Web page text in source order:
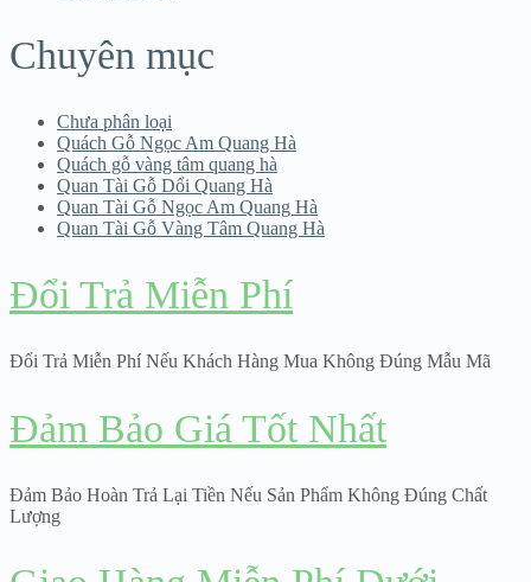
Chuyên mục
Chưa phân loại
Quách Gỗ Ngọc Am Quang Hà
Quách gỗ vàng tâm quang hà
Quan Tài Gỗ Dổi Quang Hà
Quan Tài Gỗ Ngọc Am Quang Hà
Quan Tài Gỗ Vàng Tâm Quang Hà
Đổi Trả Miễn Phí
Đổi Trả Miễn Phí Nếu Khách Hàng Mua Không Đúng Mẫu Mã
Đảm Bảo Giá Tốt Nhất
Đảm Bảo Hoàn Trả Lại Tiền Nếu Sản Phẩm Không Đúng Chất
Lượng